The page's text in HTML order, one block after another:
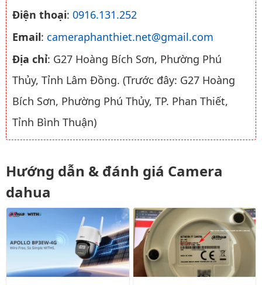
Điện thoại: 0916.131.252
Email: cameraphanthiet.net@gmail.com
Địa chỉ: G27 Hoàng Bích Sơn, Phường Phú
Thủy, Tỉnh Lâm Đồng. (Trước đây: G27 Hoàng
Bích Sơn, Phường Phú Thủy, TP. Phan Thiết,
Tỉnh Bình Thuận)
Hướng dẫn & đánh giá Camera
dahua